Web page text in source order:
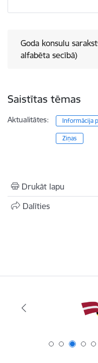
Goda konsulu
alfabēta secībā)
Saistītas tēmas
Aktualitātes: Informācija
Ziņas
Drukāt lapu
Dalīties